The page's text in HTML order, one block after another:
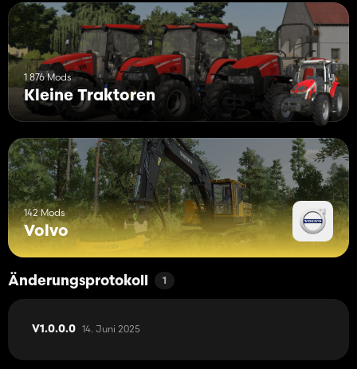
1 876 Mods
Kleine Traktoren
142 Mods
Volvo
Änderungsprotokoll 1
V1.0.0.0 14. Juni 2025